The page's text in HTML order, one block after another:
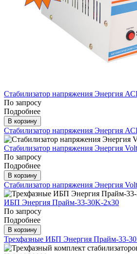
Стабилизатор напряжения Энергия
По запросу
Подробнее
В корзину
Стабилизатор напряжения Энергия
Стабилизатор напряжения Энергия
По запросу
Подробнее
В корзину
Стабилизатор напряжения Энергия
ИБП Энергия Прайм-33-30K-2х30
По запросу
Подробнее
В корзину
Трехфазные ИБП Энергия Прайм-33-